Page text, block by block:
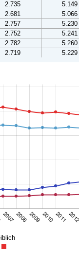
2.735 5.149
2.681 5.066
2.757 5.230
2.752 5.241
2.782 5.260
2.719 5.229